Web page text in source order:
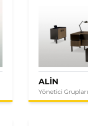
ALİN
Yönetici Grupları